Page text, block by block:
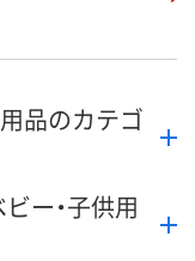
品のカテゴ
ー・子供用